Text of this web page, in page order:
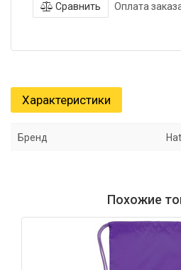
Сравнить Оплата
Характеристики
Бренд
Похожие